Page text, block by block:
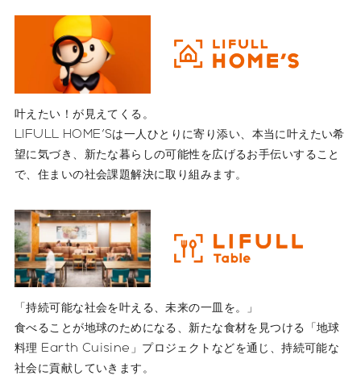
叶えたい！が見えてくる。
LIFULL HOME'Sは一人ひとりに寄り添い、本当に叶えたい希
望に気づき、新たな暮らしの可能性を広げるお手伝いすること
で、住まいの社会課題解決に取り組みます。
「持続可能な社会を叶える、未来の一皿を。」
食べることが地球のためになる、新たな食材を見つける「地球
料理 Earth Cuisine」プロジェクトなどを通じ、持続可能な
社会に貢献していきます。